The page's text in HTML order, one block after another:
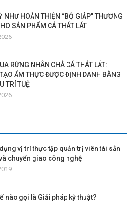
NHƯ HOÀN THIỆN “BỘ GIÁP” THƯƠNG
SẢN PHẨM CÁ THÁT LÁT
RỪNG NHÂN CHẢ CÁ THÁT LÁT:
ẨM THỰC ĐƯỢC ĐỊNH DANH BẰNG
TRÍ TUỆ
vị trí thực tập quản trị viên tài sản
chuyển giao công nghệ
nào gọi là Giải pháp kỹ thuật?